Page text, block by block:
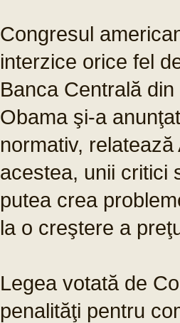
Congresul
interzice orice fel
Banca Centrală
Obama şi-a
normativ,
acestea, unii critici
putea crea
la o creştere a
Legea votată de
penalităţi pentru